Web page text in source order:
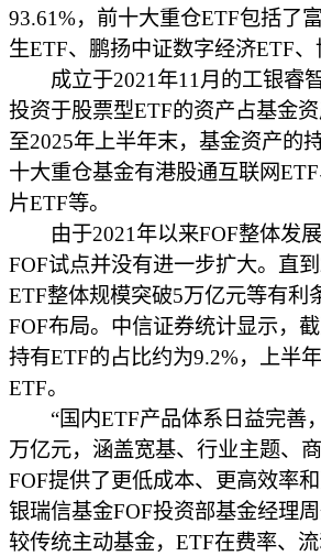
93.61%，前十大重仓ETF包括了
生ETF、鹏扬中证数字经济ETF
成立于2021年11月的工银睿
投资于股票型ETF的资产占基金
至2025年上半年末，基金资产的
十大重仓基金有港股通互联网
片ETF等。
由于2021年以来FOF整体发展
FOF试点并没有进一步扩大。直
ETF整体规模突破5万亿元等有利
FOF布局。中信证券统计显示，
持有ETF的占比约为9.2%，上半
ETF。
“国内ETF产品体系日益完善
万亿元，涵盖宽基、行业主题、
FOF提供了更低成本、更高效率
银瑞信基金FOF投资部基金经理
较传统主动基金，ETF在费率、